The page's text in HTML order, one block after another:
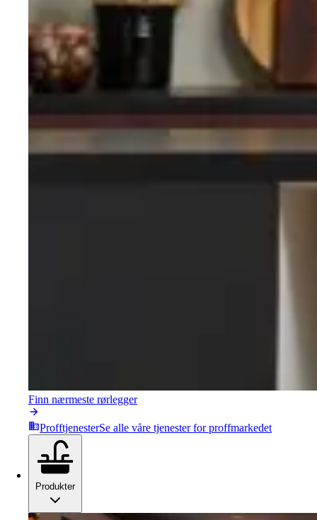
Finn nærmeste rørlegger
ProfftjenesterSe alle våre tjenester for proffmarkedet
Produkter